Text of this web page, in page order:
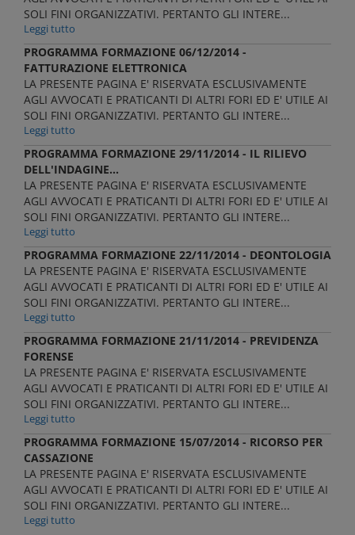
SOLI FINI ORGANIZZATIVI. PERTANTO GLI INTERE...
Leggi tutto
PROGRAMMA FORMAZIONE 06/12/2014 -
FATTURAZIONE ELETTRONICA
LA PRESENTE PAGINA E' RISERVATA ESCLUSIVAMENTE
AGLI AVVOCATI E PRATICANTI DI ALTRI FORI ED E' UTILE AI
SOLI FINI ORGANIZZATIVI. PERTANTO GLI INTERE...
Leggi tutto
PROGRAMMA FORMAZIONE 29/11/2014 - IL RILIEVO
DELL'INDAGINE...
LA PRESENTE PAGINA E' RISERVATA ESCLUSIVAMENTE
AGLI AVVOCATI E PRATICANTI DI ALTRI FORI ED E' UTILE AI
SOLI FINI ORGANIZZATIVI. PERTANTO GLI INTERE...
Leggi tutto
PROGRAMMA FORMAZIONE 22/11/2014 - DEONTOLOGIA
LA PRESENTE PAGINA E' RISERVATA ESCLUSIVAMENTE
AGLI AVVOCATI E PRATICANTI DI ALTRI FORI ED E' UTILE AI
SOLI FINI ORGANIZZATIVI. PERTANTO GLI INTERE...
Leggi tutto
PROGRAMMA FORMAZIONE 21/11/2014 - PREVIDENZA
FORENSE
LA PRESENTE PAGINA E' RISERVATA ESCLUSIVAMENTE
AGLI AVVOCATI E PRATICANTI DI ALTRI FORI ED E' UTILE AI
SOLI FINI ORGANIZZATIVI. PERTANTO GLI INTERE...
Leggi tutto
PROGRAMMA FORMAZIONE 15/07/2014 - RICORSO PER
CASSAZIONE
LA PRESENTE PAGINA E' RISERVATA ESCLUSIVAMENTE
AGLI AVVOCATI E PRATICANTI DI ALTRI FORI ED E' UTILE AI
SOLI FINI ORGANIZZATIVI. PERTANTO GLI INTERE...
Leggi tutto